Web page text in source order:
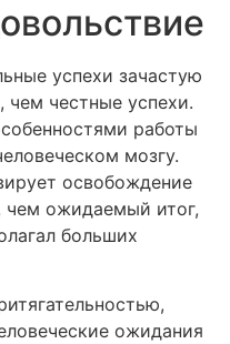
успехи зачастую
честные успехи.
работы
мозгу.
освобождение
чем ожидаемый итог,
больших
ожидания